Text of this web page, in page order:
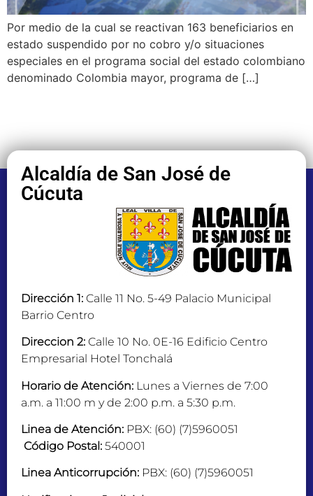
Por medio de la cual se reactivan 163 beneficiarios en
estado suspendido por no cobro y/o situaciones
especiales en el programa social del estado colombiano
denominado Colombia mayor, programa de […]
Alcaldía de San José de
Cúcuta
Dirección 1: Calle 11 No. 5-49 Palacio Municipal
Barrio Centro
Direccion 2: Calle 10 No. 0E-16 Edificio Centro
Empresarial Hotel Tonchalá
Horario de Atención: Lunes a Viernes de 7:00
a.m. a 11:00 m y de 2:00 p.m. a 5:30 p.m.
Linea de Atención: PBX: (60) (7)5960051
Código Postal: 540001
Linea Anticorrupción: PBX: (60) (7)5960051